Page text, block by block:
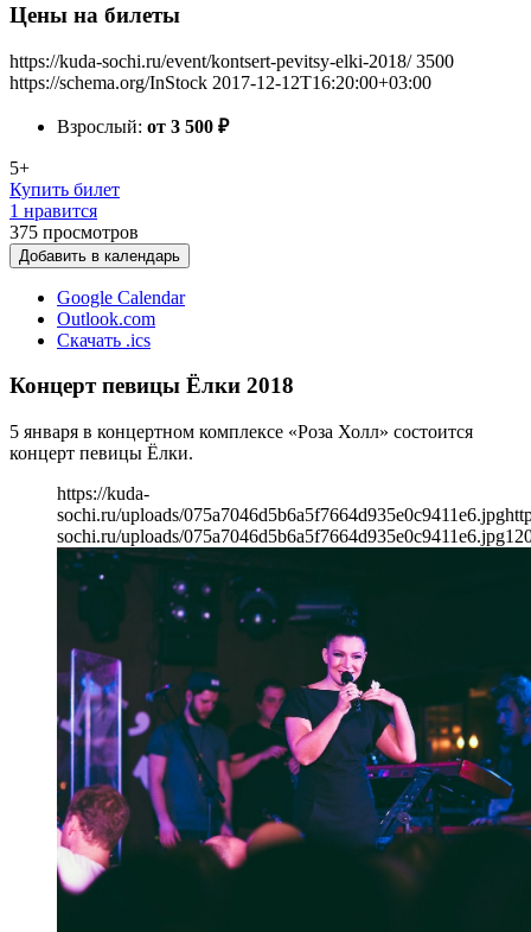
Цены на билеты
https://kuda-sochi.ru/event/kontsert-pevitsy-elki-2018/ 3500
https://schema.org/InStock 2017-12-12T16:20:00+03:00
Взрослый: от 3 500 ₽
5+
Купить билет
1 нравится
375 просмотров
Добавить в календарь
Google Calendar
Outlook.com
Скачать .ics
Концерт певицы Ёлки 2018
5 января в концертном комплексе «Роза Холл» состоится
концерт певицы Ёлки.
https://kuda-
sochi.ru/uploads/075a7046d5b6a5f7664d935e0c9411e6.jpg
sochi.ru/uploads/075a7046d5b6a5f7664d935e0c9411e6.jpg